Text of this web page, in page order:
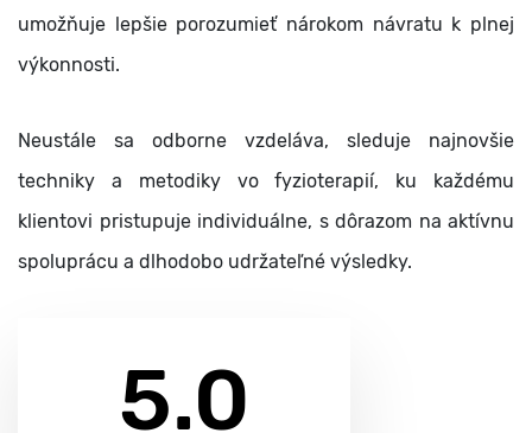
umožňuje lepšie porozumieť nárokom návratu k plnej
výkonnosti.
Neustále sa odborne vzdeláva, sleduje najnovšie
techniky a metodiky vo fyzioterapií, ku každému
klientovi pristupuje individuálne, s dôrazom na aktívnu
spoluprácu a dlhodobo udržateľné výsledky.
5.0